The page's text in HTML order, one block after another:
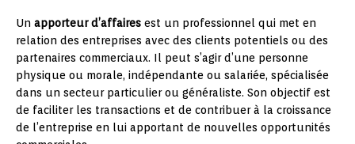
Un apporteur d’affaires est un professionnel qui met en
relation des entreprises avec des clients potentiels ou des
partenaires commerciaux. Il peut s’agir d’une personne
physique ou morale, indépendante ou salariée, spécialisée
dans un secteur particulier ou généraliste. Son objectif est
de faciliter les transactions et de contribuer à la croissance
de l’entreprise en lui apportant de nouvelles opportunités